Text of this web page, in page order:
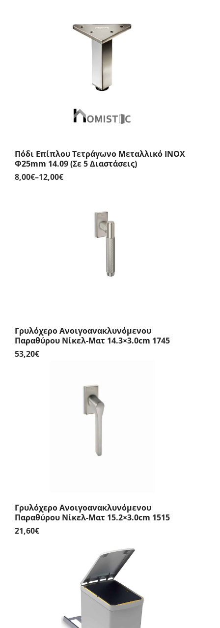
Πόδι Επίπλου Τετράγωνο Μεταλλικό INOX
Φ25mm 14.09 (Σε 5 Διαστάσεις)
8,00€–12,00€Price
Γρυλόχερο Ανοιγοανακλυνόμενου
Παραθύρου Νίκελ-Ματ 14.3×3.0cm 1745
53,20€
Γρυλόχερο Ανοιγοανακλυνόμενου
Παραθύρου Νίκελ-Ματ 15.2×3.0cm 1515
21,60€